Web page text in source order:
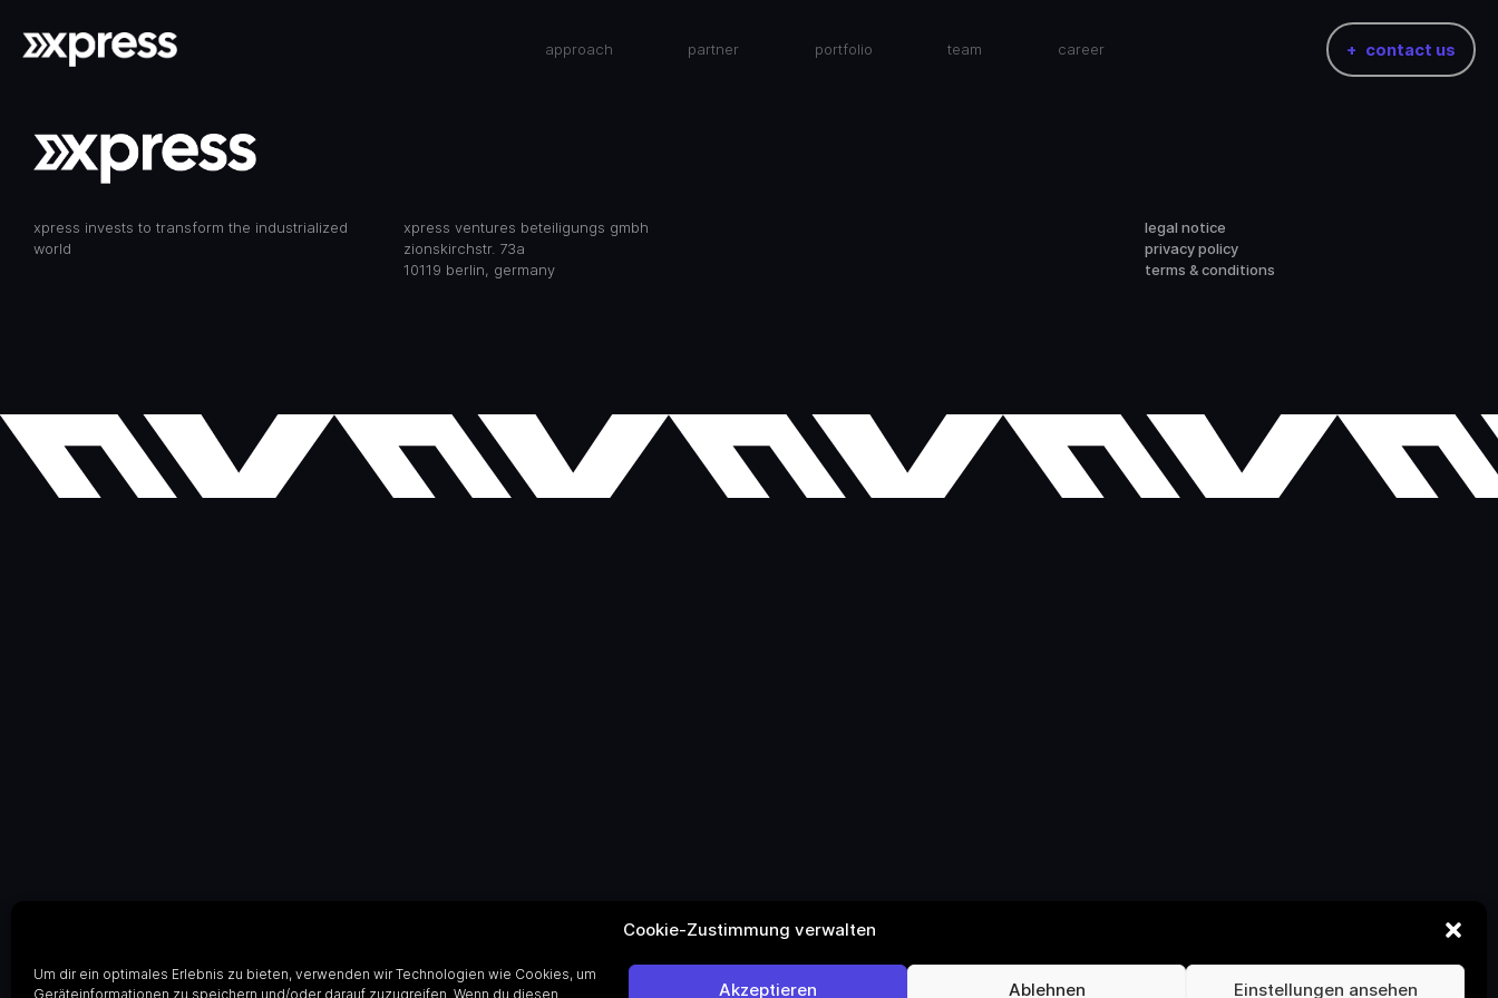
Cookie-Zustimmung verwalten
Um dir ein optimales Erlebnis zu bieten, verwenden wir Technologien wie Cookies, um
Geräteinformationen zu speichern und/oder darauf zuzugreifen. Wenn du diesen
Akzeptieren Ablehnen Einstellungen ansehen
approach partner portfolio team career contact us
xpress invests to transform the industrialized
world
xpress ventures beteiligungs gmbh
zionskirchstr. 73a
10119 berlin, germany
legal notice
privacy policy
terms & conditions